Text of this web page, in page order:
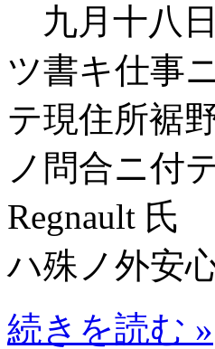
九月十八
ツ書キ仕事
テ現住所裾
ノ問合ニ
Regnault 氏
ハ殊ノ外安
続きを読む »